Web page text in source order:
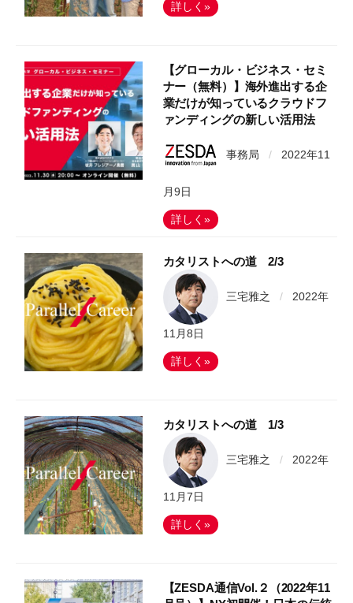
詳しく»
【グローカル・ビジネス・セミ
ナー（無料）】海外進出する企
業だけが知っているクラウドフ
ァンディングの新しい活用法
事務局 / 2022年11
月9日
詳しく»
カタリストへの道 2/3
三宅雅之 / 2022年
11月8日
詳しく»
カタリストへの道 1/3
三宅雅之 / 2022年
11月7日
詳しく»
【ZESDA通信Vol.２（2022年11